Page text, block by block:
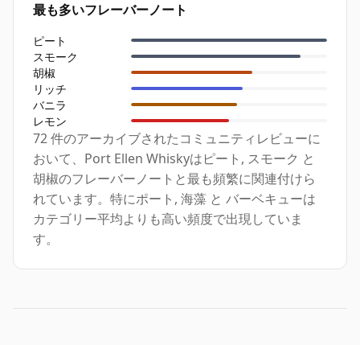
最も多いフレーバーノート
ピート
スモーク
胡椒
リッチ
バニラ
レモン
72 件のアーカイブされたコミュニティレビューに
おいて、Port Ellen Whiskyはピート, スモーク と
胡椒のフレーバーノートと最も頻繁に関連付けら
れています。特にポート, 海藻 と バーベキューは
カテゴリー平均よりも高い頻度で出現していま
す。